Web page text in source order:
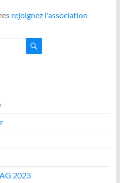
rejoignez l'association
2023